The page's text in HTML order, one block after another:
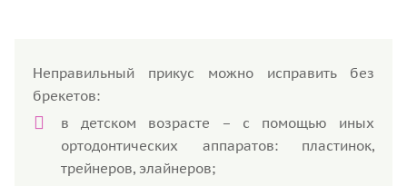
Неправильный прикус можно исправить без
брекетов:
в детском возрасте – с помощью иных
ортодонтических аппаратов: пластинок,
трейнеров, элайнеров;